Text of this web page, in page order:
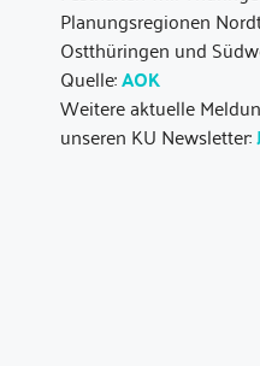
Planungsregionen
Ostthüringen und
Quelle:AOK
Weitere aktuelle
unseren KU Newsletter: